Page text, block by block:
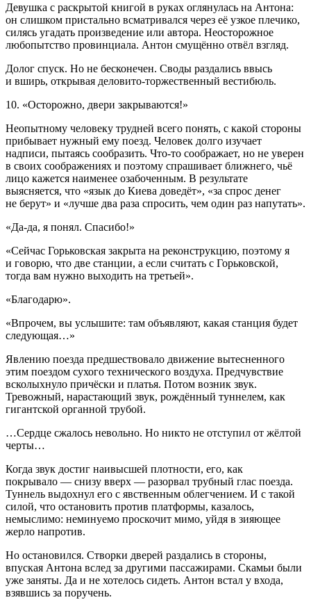
Девушка с раскрытой книгой в руках оглянулась на Антона:
он слишком пристально всматривался через её узкое плечико,
силясь угадать произведение или автора. Неосторожное
любопытство провинциала. Антон смущённо отвёл взгляд.
Долог спуск. Но не бесконечен. Своды раздались ввысь
и вширь, открывая деловито-торжественный вестибюль.
10. «Осторожно, двери закрываются!»
Неопытному человеку трудней всего понять, с какой стороны
прибывает нужный ему поезд. Человек долго изучает
надписи, пытаясь сообразить. Что-то соображает, но не уверен
в своих соображениях и поэтому спрашивает ближнего, чьё
лицо кажется наименее озабоченным. В результате
выясняется, что «язык до Киева доведёт», «за спрос денег
не берут» и «лучше два раза спросить, чем один раз напутать».
«Да-да, я понял. Спасибо!»
«Сейчас Горьковская закрыта на реконструкцию, поэтому я
и говорю, что две станции, а если считать с Горьковской,
тогда вам нужно выходить на третьей».
«Благодарю».
«Впрочем, вы услышите: там объявляют, какая станция будет
следующая…»
Явлению поезда предшествовало движение вытесненного
этим поездом сухого технического воздуха. Предчувствие
всколыхнуло причёски и платья. Потом возник звук.
Тревожный, нарастающий звук, рождённый туннелем, как
гигантской органной трубой.
…Сердце сжалось невольно. Но никто не отступил от жёлтой
черты…
Когда звук достиг наивысшей плотности, его, как
покрывало — снизу вверх — разорвал трубный глас поезда.
Туннель выдохнул его с явственным облегчением. И с такой
силой, что остановить против платформы, казалось,
немыслимо: неминуемо проскочит мимо, уйдя в зияющее
жерло напротив.
Но остановился. Створки дверей раздались в стороны,
впуская Антона вслед за другими пассажирами. Скамьи были
уже заняты. Да и не хотелось сидеть. Антон встал у входа,
взявшись за поручень.